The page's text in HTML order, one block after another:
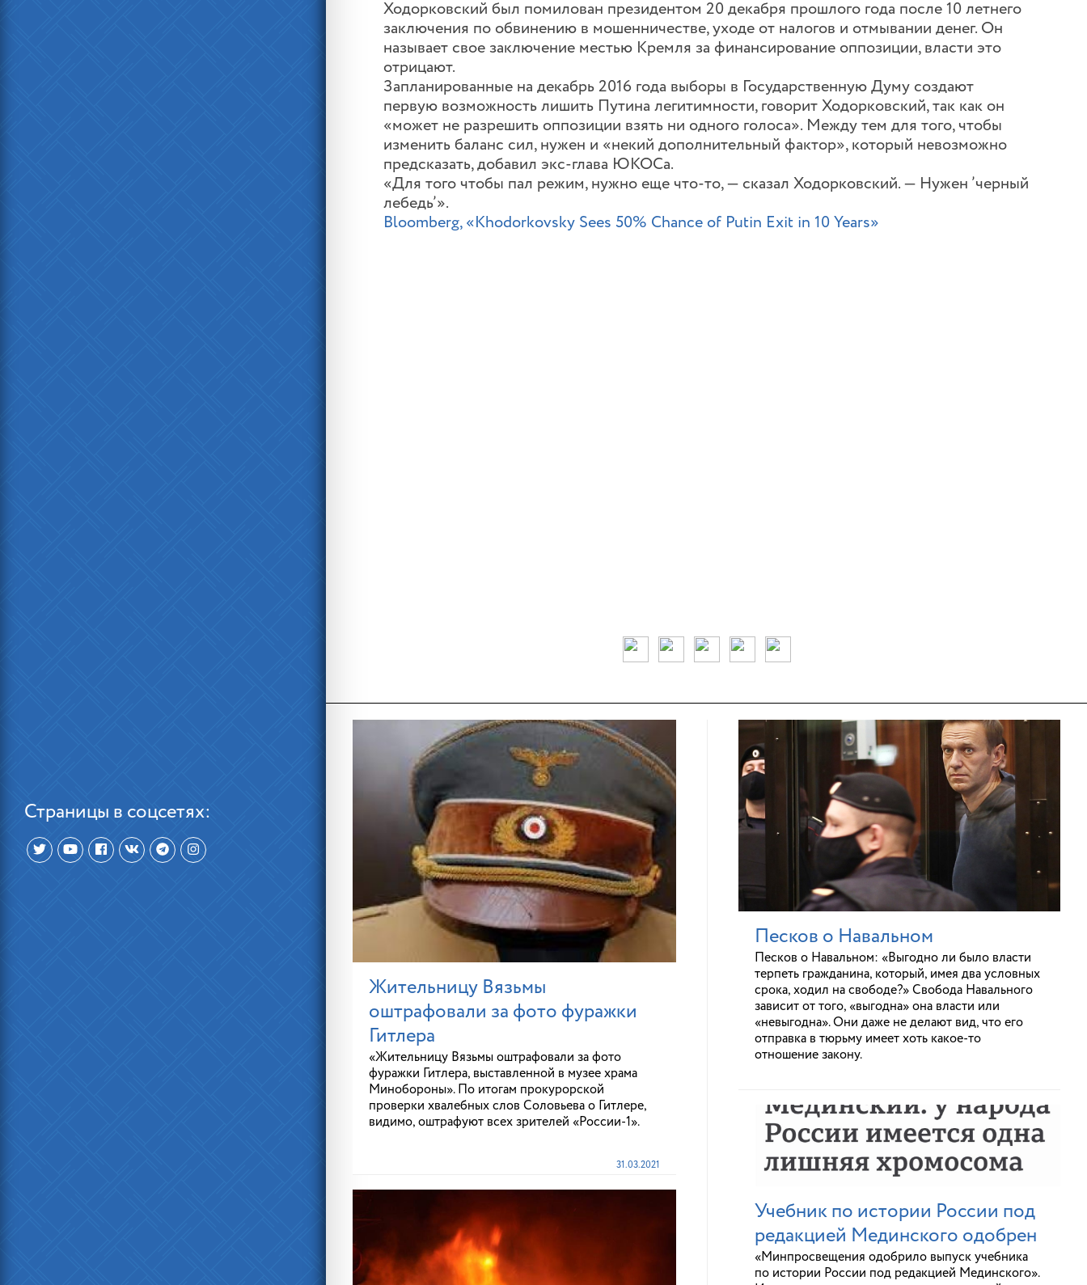
Страницы в соцсетях:
Ходорковский был помилован президентом 20 декабря прошлого года после 10 летнего
заключения по обвинению в мошенничестве, уходе от налогов и отмывании денег. Он
называет свое заключение местью Кремля за финансирование оппозиции, власти это
отрицают.
Запланированные на декабрь 2016 года выборы в Государственную Думу создают
первую возможность лишить Путина легитимности, говорит Ходорковский, так как он
«может не разрешить оппозиции взять ни одного голоса». Между тем для того, чтобы
изменить баланс сил, нужен и «некий дополнительный фактор», который невозможно
предсказать, добавил экс-глава ЮКОСа.
«Для того чтобы пал режим, нужно еще что-то, — сказал Ходорковский. — Нужен ’черный
лебедь’».
Bloomberg, «Khodorkovsky Sees 50% Chance of Putin Exit in 10 Years»
Жительницу Вязьмы
оштрафовали за фото фуражки
Гитлера
«Жительницу Вязьмы оштрафовали за фото
фуражки Гитлера, выставленной в музее храма
Минобороны». По итогам прокурорской
проверки хвалебных слов Соловьева о Гитлере,
видимо, оштрафуют всех зрителей «России-1».
31.03.2021
Песков о Навальном
Песков о Навальном: «Выгодно ли было власти
терпеть гражданина, который, имея два условных
срока, ходил на свободе?» Свобода Навального
зависит от того, «выгодна» она власти или
«невыгодна». Они даже не делают вид, что его
отправка в тюрьму имеет хоть какое-то
отношение закону.
Учебник по истории России под
редакцией Мединского одобрен
«Минпросвещения одобрило выпуск учебника
по истории России под редакцией Мединского».